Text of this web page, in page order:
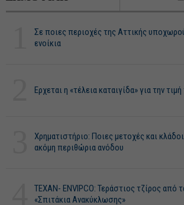
Σε ποιες περιοχές της Αττικής
ενοίκια
Ερχεται η «τέλεια καταιγίδα» για την
Χρηματιστήριο: Ποιες μετοχές και
ακόμη περιθώρια ανόδου
ΤΕΧΑΝ- ENVIPCO: Τεράστιος τζίρος από
«Σπιτάκια Ανακύκλωσης»